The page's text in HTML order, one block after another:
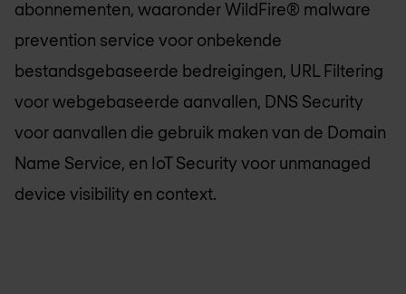
abonnementen, waaronder WildFire® malware
prevention service voor onbekende
bestandsgebaseerde bedreigingen, URL Filtering
voor webgebaseerde aanvallen, DNS Security
voor aanvallen die gebruik maken van de Domain
Name Service, en IoT Security voor unmanaged
device visibility en context.